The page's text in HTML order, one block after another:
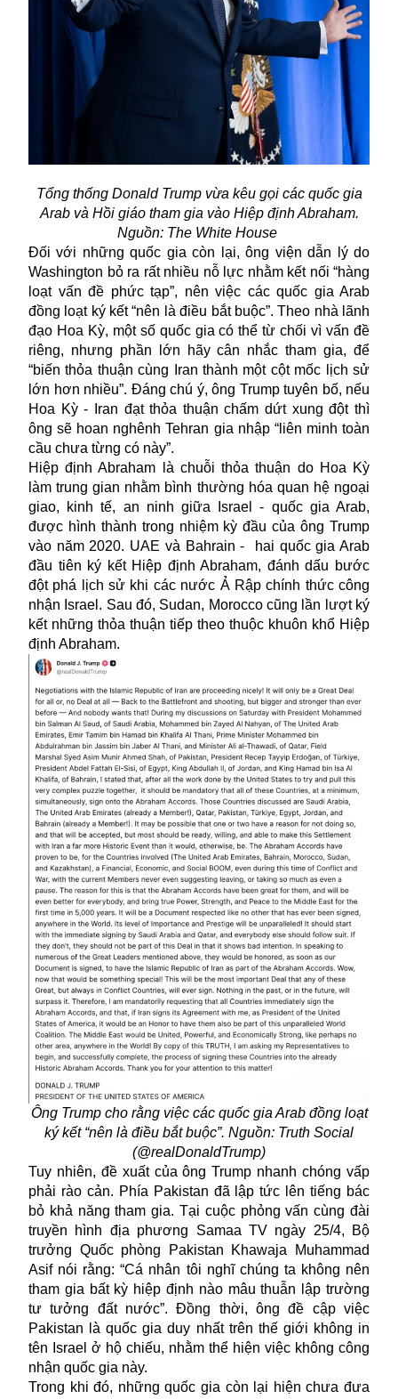
Tổng thống Donald Trump vừa kêu gọi các quốc gia
Arab và Hồi giáo tham gia vào Hiệp định Abraham.
Nguồn: The White House
Đối với những quốc gia còn lại, ông viện dẫn lý do
Washington bỏ ra rất nhiều nỗ lực nhằm kết nối “hàng
loạt vấn đề phức tạp”, nên việc các quốc gia Arab
đồng loạt ký kết “nên là điều bắt buộc”. Theo nhà lãnh
đạo Hoa Kỳ, một số quốc gia có thể từ chối vì vấn đề
riêng, nhưng phần lớn hãy cân nhắc tham gia, để
“biến thỏa thuận cùng Iran thành một cột mốc lịch sử
lớn hơn nhiều”. Đáng chú ý, ông Trump tuyên bố, nếu
Hoa Kỳ - Iran đạt thỏa thuận chấm dứt xung đột thì
ông sẽ hoan nghênh Tehran gia nhập “liên minh toàn
cầu chưa từng có này”.
Hiệp định Abraham là chuỗi thỏa thuận do Hoa Kỳ
làm trung gian nhằm bình thường hóa quan hệ ngoại
giao, kinh tế, an ninh giữa Israel - quốc gia Arab,
được hình thành trong nhiệm kỳ đầu của ông Trump
vào năm 2020. UAE và Bahrain - hai quốc gia Arab
đầu tiên ký kết Hiệp định Abraham, đánh dấu bước
đột phá lịch sử khi các nước Ả Rập chính thức công
nhận Israel. Sau đó, Sudan, Morocco cũng lần lượt ký
kết những thỏa thuận tiếp theo thuộc khuôn khổ Hiệp
định Abraham.
Ông Trump cho rằng việc các quốc gia Arab đồng loạt
ký kết “nên là điều bắt buộc”. Nguồn: Truth Social
(@realDonaldTrump)
Tuy nhiên, đề xuất của ông Trump nhanh chóng vấp
phải rào cản. Phía Pakistan đã lập tức lên tiếng bác
bỏ khả năng tham gia. Tại cuộc phỏng vấn cùng đài
truyền hình địa phương Samaa TV ngày 25/4, Bộ
trưởng Quốc phòng Pakistan Khawaja Muhammad
Asif nói rằng: “Cá nhân tôi nghĩ chúng ta không nên
tham gia bất kỳ hiệp định nào mâu thuẫn lập trường
tư tưởng đất nước”. Đồng thời, ông đề cập việc
Pakistan là quốc gia duy nhất trên thế giới không in
tên Israel ở hộ chiếu, nhằm thể hiện việc không công
nhận quốc gia này.
Trong khi đó, những quốc gia còn lại hiện chưa đưa